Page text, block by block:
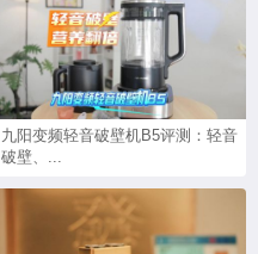
九阳变频轻音破壁机B5评测：轻音
破壁、...